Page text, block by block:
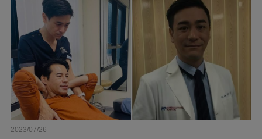
2023/07/26